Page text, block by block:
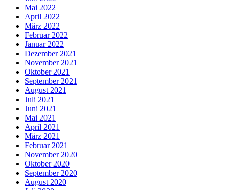
Mai 2022
April 2022
März 2022
Februar 2022
Januar 2022
Dezember 2021
November 2021
Oktober 2021
September 2021
August 2021
Juli 2021
Juni 2021
Mai 2021
April 2021
März 2021
Februar 2021
November 2020
Oktober 2020
September 2020
August 2020